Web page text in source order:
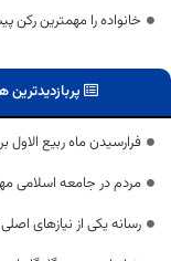
خانواده را مهمترین
پربازدیدترین
فرارسیدن ماه ربیع الاول
مردم در جامعه اسلامی
رسانه یکی از نیازهای